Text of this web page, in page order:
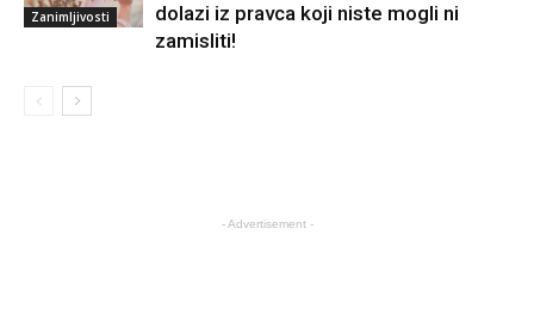
Zanimljivosti
dolazi iz pravca koji niste mogli ni
zamisliti!
- Advertisement -